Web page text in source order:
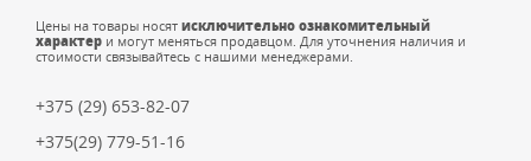
Цены на товары носят исключительно ознакомительный
характер и могут меняться продавцом. Для уточнения наличия и
стоимости связывайтесь с нашими менеджерами.
+375 (29) 653-82-07
+375(29) 779-51-16